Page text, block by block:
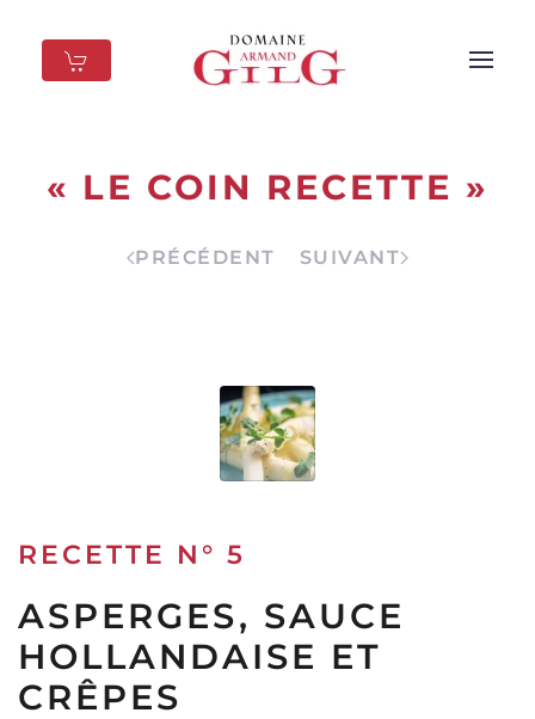
Skip to main content
« LE COIN RECETTE »
PRÉCÉDENT SUIVANT
RECETTE N° 5
ASPERGES, SAUCE
HOLLANDAISE ET
CRÊPES